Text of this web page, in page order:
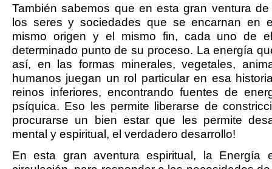
También sabemos que en esta gran ventura
los seres y sociedades que se encarnan en
mismo origen y el mismo fin, cada uno de
determinado punto de su proceso. La energía
así, en las formas minerales, vegetales,
humanos juegan un rol particular en esa
reinos inferiores, encontrando fuentes de
psíquica. Eso les permite liberarse de
procurarse un bien estar que les permite
mental y espiritual, el verdadero desarrollo!
En esta gran aventura espiritual, la Energía